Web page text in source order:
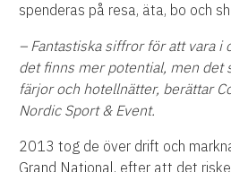
spenderas på resa, äta, bo och
– Fantastiska siffror för att vara i
det finns mer potential, men det
färjor och hotellnätter, berättar
Nordic Sport & Event.
2013 tog de över drift och
Grand National, efter att det